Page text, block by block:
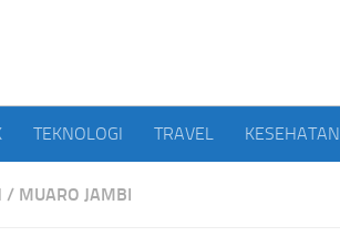
TEKNOLOGI TRAVEL KESEHATAN
/ MUARO JAMBI